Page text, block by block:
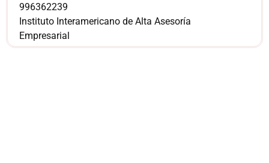
996362239
Instituto Interamericano de Alta Asesoría
Empresarial